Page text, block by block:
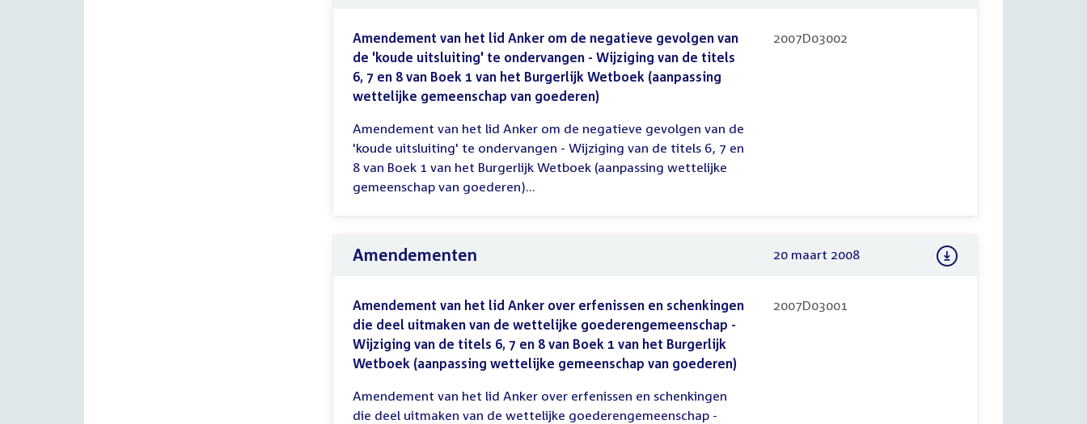
Amendement van het lid Anker om de negatieve gevolgen van
de 'koude uitsluiting' te ondervangen - Wijziging van de titels
6, 7 en 8 van Boek 1 van het Burgerlijk Wetboek (aanpassing
wettelijke gemeenschap van goederen)
Amendement van het lid Anker om de negatieve gevolgen van de
'koude uitsluiting' te ondervangen - Wijziging van de titels 6, 7 en
8 van Boek 1 van het Burgerlijk Wetboek (aanpassing wettelijke
gemeenschap van goederen)...
2007D03002
Amendementen 20 maart 2008
Amendement van het lid Anker over erfenissen en schenkingen
die deel uitmaken van de wettelijke goederengemeenschap -
Wijziging van de titels 6, 7 en 8 van Boek 1 van het Burgerlijk
Wetboek (aanpassing wettelijke gemeenschap van goederen)
Amendement van het lid Anker over erfenissen en schenkingen
die deel uitmaken van de wettelijke goederengemeenschap -
2007D03001